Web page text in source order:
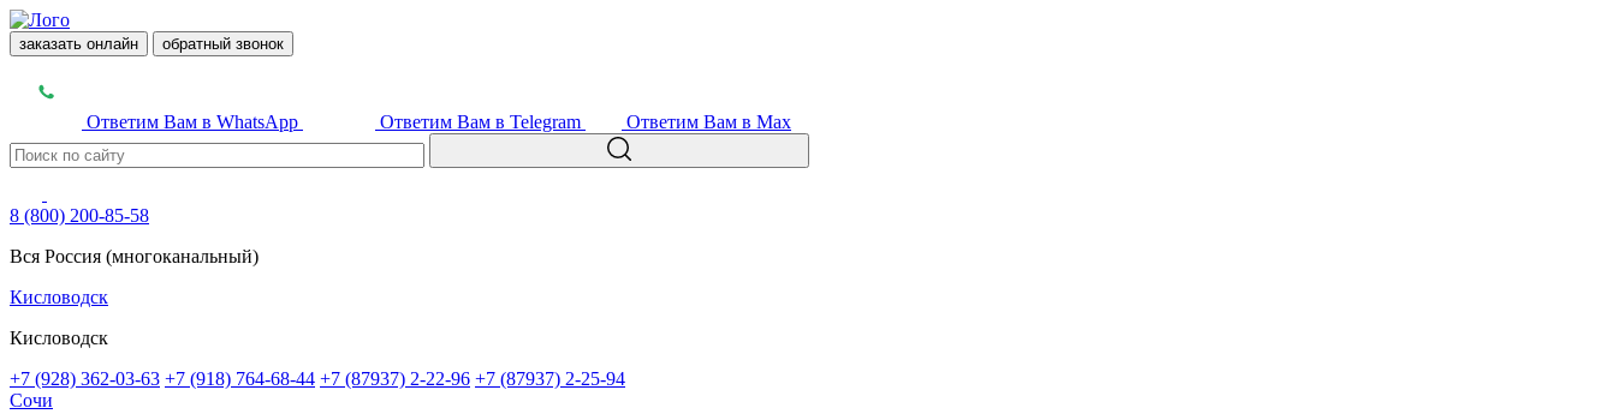
заказать онлайн обратный звонок
Ответим Вам в WhatsApp Ответим Вам в Telegram Ответим Вам в Max
8 (800) 200-85-58
Вся Россия (многоканальный)
Кисловодск
Кисловодск
+7 (928) 362-03-63 +7 (918) 764-68-44 +7 (87937) 2-22-96 +7 (87937) 2-25-94
Сочи